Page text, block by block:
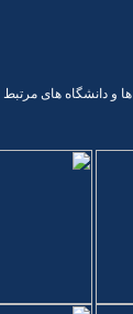
و دانشگاه های مرتبط